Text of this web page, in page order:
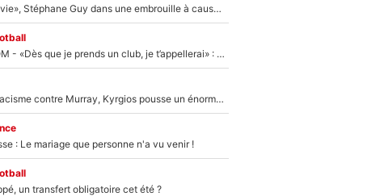
«Détester à vie», Stéphane Guy dans une embrouille à cause du PSG !
Mercato - OM - «Dès que je prends un club, je t’appellerai» : La promesse de Marcelino au moment de claquer la porte
Victime de racisme contre Murray, Kyrgios pousse un énorme coup de gueule !
: Le mariage que personne n'a vu venir !
un transfert obligatoire cet été ?